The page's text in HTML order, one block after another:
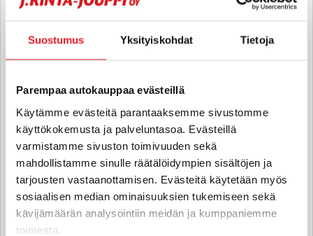
Suostumus Yksityiskohdat Tietoja
Parempaa autokauppaa evästeillä
Käytämme evästeitä parantaaksemme sivustomme
käyttökokemusta ja palveluntasoa. Evästeillä
varmistamme sivuston toimivuuden sekä
mahdollistamme sinulle räätälöidympien sisältöjen ja
tarjousten vastaanottamisen. Evästeitä käytetään myös
sosiaalisen median ominaisuuksien tukemiseen sekä
kävijämäärän analysointiin meidän ja kumppaniemme
toimesta.
040 711 3952
Automyyjä, hyötyajoneuvot FI | EN |
eetu.lager @rintajouppi.fi
040 711 9897
Jimi Esko